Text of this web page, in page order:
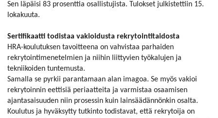
Sen läpäisi 83 prosenttia osallistujista. Tulokset julkistettiin 15.
lokakuuta.
Sertifikaatti todistaa vakioidusta rekrytointitaidosta
HRA-koulutuksen tavoitteena on vahvistaa parhaiden
rekrytointimenetelmien ja niihin liittyvien työkalujen ja
tekniikoiden tuntemusta.
Samalla se pyrkii parantamaan alan imagoa. Se myös vakioi
rekrytoinnin eettisiä periaatteita ja varmistaa osaamisen
ajantasaisuuden niin prosessin kuin lainsäädännönkin osalta.
Koulutus ja hyväksytty tutkinto todistavat, että rekrytoija on